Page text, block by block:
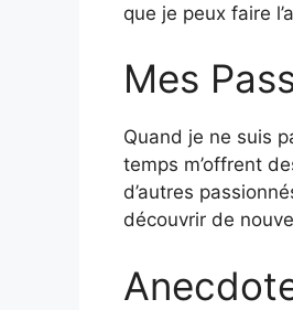
que je peux faire
Mes
Quand je ne suis
temps m’offrent
d’autres
découvrir de